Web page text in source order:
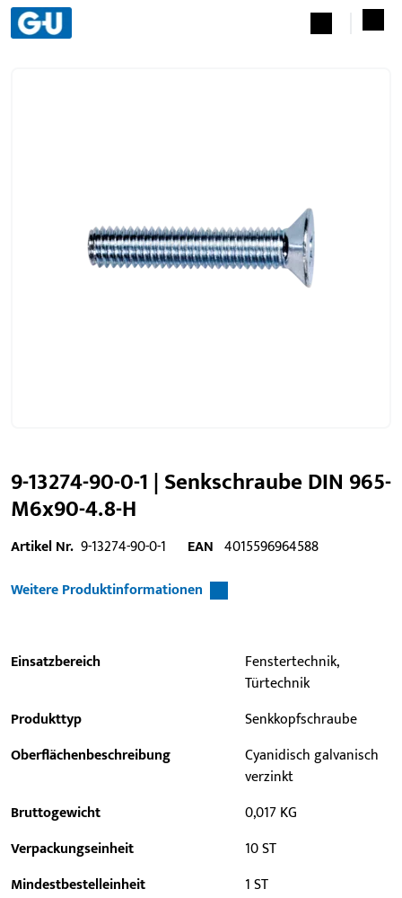
9-13274-90-0-1 | Senkschraube DIN 965-
M6x90-4.8-H
Artikel Nr. 9-13274-90-0-1 EAN 4015596964588
Weitere Produktinformationen
Einsatzbereich
Fenstertechnik,
Türtechnik
Produkttyp
Senkkopfschraube
Oberflächenbeschreibung
Cyanidisch galvanisch
verzinkt
Bruttogewicht
0,017 KG
Verpackungseinheit
10 ST
Mindestbestelleinheit
1 ST